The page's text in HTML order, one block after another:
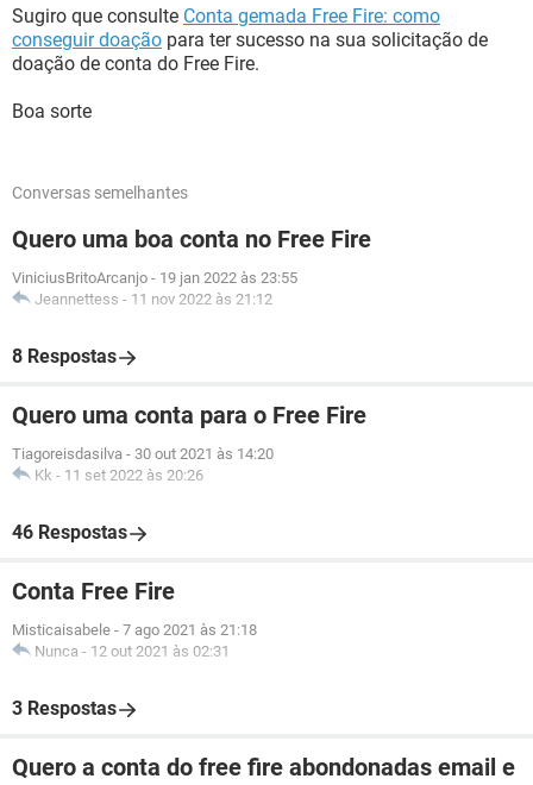
Sugiro que consulte Conta gemada Free Fire: como
conseguir doação para ter sucesso na sua solicitação de
doação de conta do Free Fire.
Boa sorte
Conversas semelhantes
Quero uma boa conta no Free Fire
ViniciusBritoArcanjo - 19 jan 2022 às 23:55
Jeannettess - 11 nov 2022 às 21:12
8 Respostas
Quero uma conta para o Free Fire
Tiagoreisdasilva - 30 out 2021 às 14:20
Kk - 11 set 2022 às 20:26
46 Respostas
Conta Free Fire
Misticaisabele - 7 ago 2021 às 21:18
Nunca - 12 out 2021 às 02:31
3 Respostas
Quero a conta do free fire abondonadas email e